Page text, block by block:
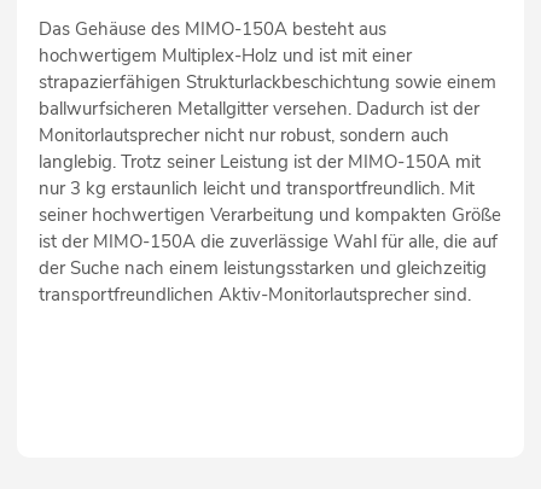
Das Gehäuse des MIMO-150A besteht aus
hochwertigem Multiplex-Holz und ist mit einer
strapazierfähigen Strukturlackbeschichtung sowie einem
ballwurfsicheren Metallgitter versehen. Dadurch ist der
Monitorlautsprecher nicht nur robust, sondern auch
langlebig. Trotz seiner Leistung ist der MIMO-150A mit
nur 3 kg erstaunlich leicht und transportfreundlich. Mit
seiner hochwertigen Verarbeitung und kompakten Größe
ist der MIMO-150A die zuverlässige Wahl für alle, die auf
der Suche nach einem leistungsstarken und gleichzeitig
transportfreundlichen Aktiv-Monitorlautsprecher sind.